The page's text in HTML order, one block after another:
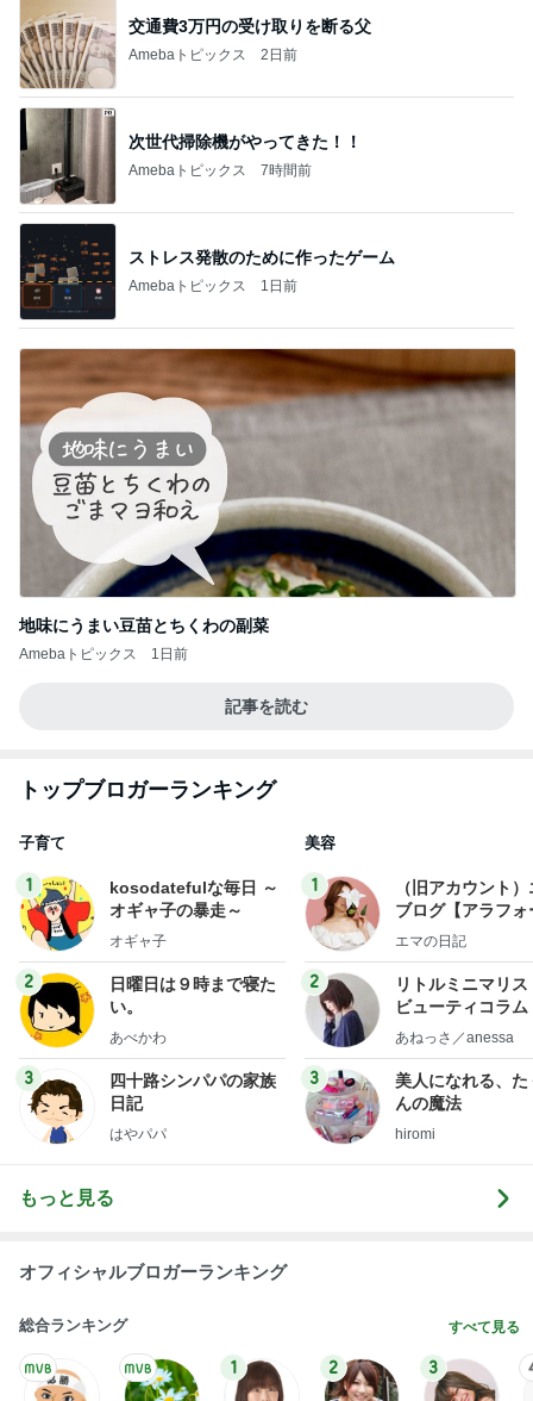
交通費3万円の受け取りを断る父
Amebaトピックス 2日前
次世代掃除機がやってきた！！
Amebaトピックス 7時間前
ストレス発散のために作ったゲーム
Amebaトピックス 1日前
地味にうまい豆苗とちくわの副菜
Amebaトピックス 1日前
記事を読む
トップブロガーランキング
子育て
1
kosodatefulな毎日 ～
オギャ子の暴走～
オギャ子
2
日曜日は９時まで寝た
い。
あべかわ
3
四十路シンパパの家族
日記
はやパパ
美容
1
（旧アカウント
ブログ【アラフォ
社売却セカンドラ
エマの日記
2
リトルミニマリス
ビューティコラ
little
あねっさ／anessa
3
美人になれる、た
んの魔法
hiromi
もっと見る
オフィシャルブロガーランキング
総合ランキング すべて見る
1 2 3